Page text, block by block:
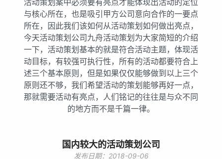
活动策划案中必须要有亮点才能体现出活动的定位
与核心所在，也是吸引甲方公司意向合作的一要点
所在，因此我们该如何从活动策划如何做出亮点，
今天活动策划公司九舟活动策划为大家简短的介绍
一下，活动策划基本的就是符合活动主题，体现活
动目标，有较强可执行性，所有的活动都要符合上
述三个基本原则，但是如果仅仅能够做到以上三个
原则还不够，我们希望活动的策划能够再好一点，
那就需要活动有亮点，人们铭记的往往是与众不同
的地方而不是千篇一律。
国内较大的活动策划公司
发布日期：2018-09-06